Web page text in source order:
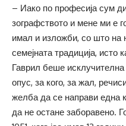
– Иако по професија сум
зографството и мене ми е
имал и изложби, со што на
семејната традиција, исто
Гаврил беше
опус, за кого, за жал,
желба да се направи една
да не остане заборавено.